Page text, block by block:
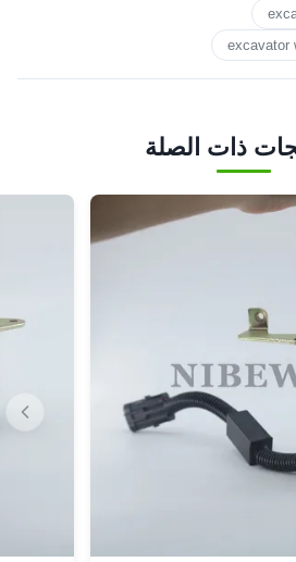
excavator
ذات الصلة